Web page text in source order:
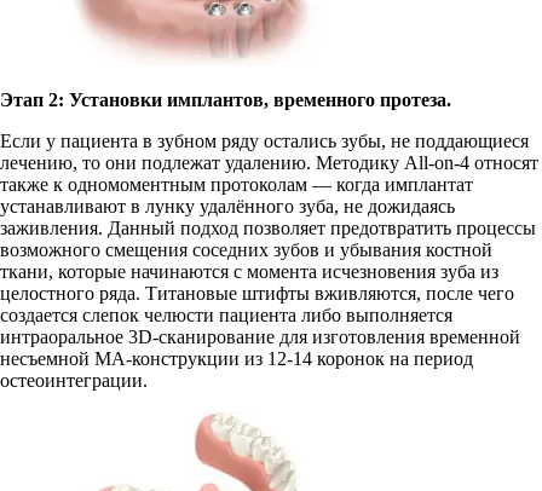
Этап 2: Установки имплантов, временного протеза.
Если у пациента в зубном ряду остались зубы, не поддающиеся
лечению, то они подлежат удалению. Методику All-on-4 относят
также к одномоментным протоколам — когда имплантат
устанавливают в лунку удалённого зуба, не дожидаясь
заживления. Данный подход позволяет предотвратить процессы
возможного смещения соседних зубов и убывания костной
ткани, которые начинаются с момента исчезновения зуба из
целостного ряда. Титановые штифты вживляются, после чего
создается слепок челюсти пациента либо выполняется
интраоральное 3D-сканирование для изготовления временной
несъемной МА-конструкции из 12-14 коронок на период
остеоинтеграции.